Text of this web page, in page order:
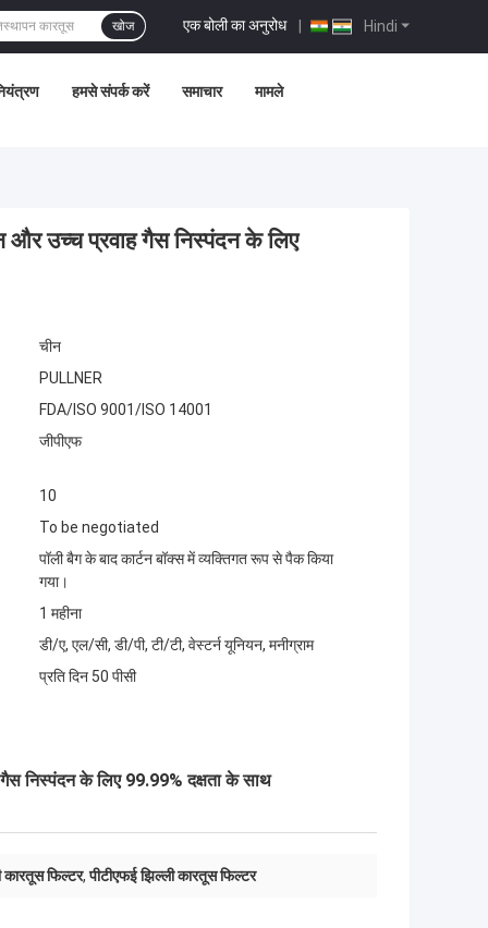
Hindi
एक बोली का अनुरोध |
खोज
हमसे संपर्क करें समाचार मामले
और उच्च प्रवाह गैस निस्पंदन के लिए
चीन
PULLNER
FDA/ISO 9001/ISO 14001
जीपीएफ
10
To be negotiated
पॉली बैग के बाद कार्टन बॉक्स में व्यक्तिगत रूप से पैक किया
गया।
1 महीना
डी/ए, एल/सी, डी/पी, टी/टी, वेस्टर्न यूनियन, मनीग्राम
प्रति दिन 50 पीसी
निस्पंदन के लिए 99.99% दक्षता के साथ
कारतूस फिल्टर,पीटीएफई झिल्ली कारतूस फिल्टर